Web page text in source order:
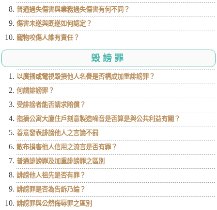
普通過失傷害與業務過失傷害有何不同？
傷害未遂與既遂如何認定？
寵物咬傷人誰有責任？
毀謗罪
以廣播或電視毀損他人名譽是否構成加重誹謗罪？
何謂誹謗罪？
受誹謗者能否請求賠償？
指摘公寓大廈住戶刻意製造噪音是否算是與公共利益有關？
善意發表誹謗他人之言論不罰
散布損害他人信用之流言是否有罪？
普通誹謗罪及加重誹謗罪之區別
誹謗他人祖先是否有罪？
誹謗罪是否為告訴乃論？
誹謗罪與公然侮辱罪之區別